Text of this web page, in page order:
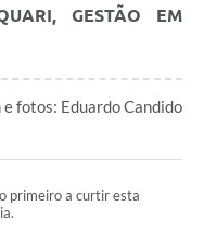
GESTÃO EM
fotos: Eduardo Candido
primeiro a curtir esta